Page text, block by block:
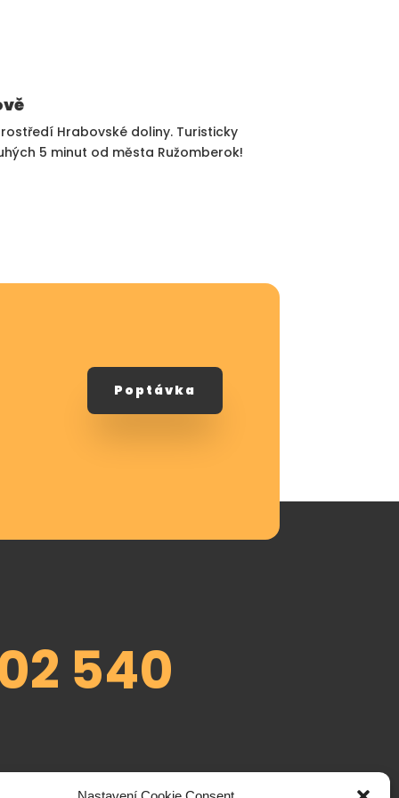
Hrabovské doliny. Turisticky
5 minut od města Ružomberok!
Poptávka
540